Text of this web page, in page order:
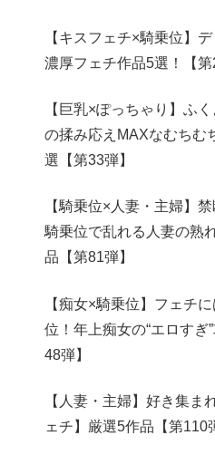
【キスフェチ×騎乗位】
濃厚フェチ作品5選！【第
【巨乳×ぽっちゃり】ふ
の揉み応えMAXなむちむ
選【第33弾】
【騎乗位×人妻・主婦】
騎乗位で乱れる人妻の熟
品【第81弾】
【痴女×騎乗位】フェチ
位！年上痴女の“エロす
48弾】
【人妻・主婦】好き集ま
ェチ】厳選5作品【第110